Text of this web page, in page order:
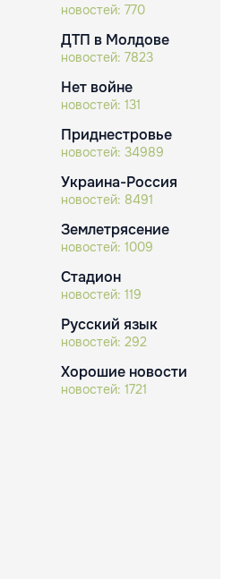
новостей: 770
ДТП в Молдове
новостей: 7823
Нет войне
новостей: 131
Приднестровье
новостей: 34989
Украина-Россия
новостей: 8491
Землетрясение
новостей: 1009
Стадион
новостей: 119
Русский язык
новостей: 292
Хорошие новости
новостей: 1721